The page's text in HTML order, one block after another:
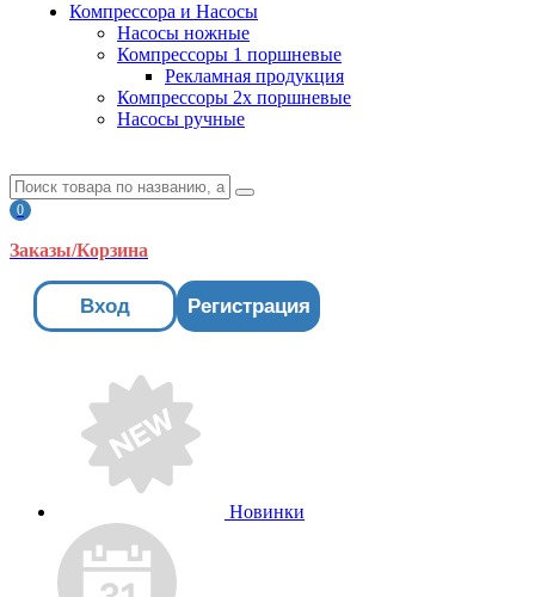
Компрессора и Насосы
Насосы ножные
Компрессоры 1 поршневые
Рекламная продукция
Компрессоры 2х поршневые
Насосы ручные
0
Заказы/Корзина
Вход Регистрация
Новинки